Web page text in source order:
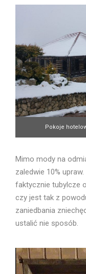
Pokoje
Mimo mody na
zaledwie 10%
faktycznie tubylcze
czy jest tak z
zaniedbania
ustalić nie sposób.